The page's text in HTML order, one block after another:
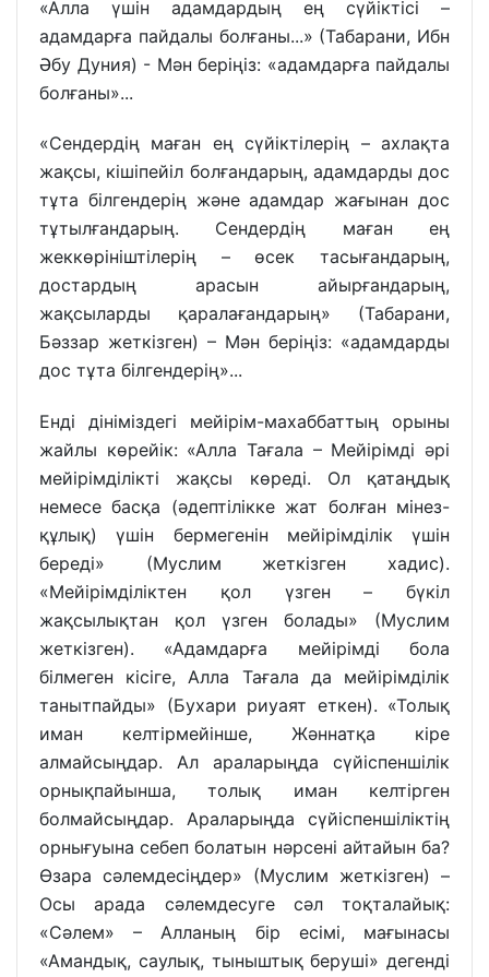
«Алла үшін адамдардың ең сүйіктісі –
адамдарға пайдалы болғаны...» (Табарани, Ибн
Әбу Дуния) - Мән беріңіз: «адамдарға пайдалы
болғаны»...
«Сендердің маған ең сүйіктілерің – ахлақта
жақсы, кішіпейіл болғандарың, адамдарды дос
тұта білгендерің және адамдар жағынан дос
тұтылғандарың. Сендердің маған ең
жеккөрініштілерің – өсек тасығандарың,
достардың арасын айырғандарың,
жақсыларды қаралағандарың» (Табарани,
Бәззар жеткізген) – Мән беріңіз: «адамдарды
дос тұта білгендерің»...
Енді дініміздегі мейірім-махаббаттың орыны
жайлы көрейік: «Алла Тағала – Мейірімді әрі
мейірімділікті жақсы көреді. Ол қатаңдық
немесе басқа (әдептілікке жат болған мінез-
құлық) үшін бермегенін мейірімділік үшін
береді» (Муслим жеткізген хадис).
«Мейірімділіктен қол үзген – бүкіл
жақсылықтан қол үзген болады» (Муслим
жеткізген). «Адамдарға мейірімді бола
білмеген кісіге, Алла Тағала да мейірімділік
танытпайды» (Бухари риуаят еткен). «Толық
иман келтірмейінше, Жәннатқа кіре
алмайсыңдар. Ал араларыңда сүйіспеншілік
орнықпайынша, толық иман келтірген
болмайсыңдар. Араларыңда сүйіспеншіліктің
орнығуына себеп болатын нәрсені айтайын ба?
Өзара сәлемдесіңдер» (Муслим жеткізген) –
Осы арада сәлемдесуге сәл тоқталайық:
«Сәлем» – Алланың бір есімі, мағынасы
«Амандық, саулық, тыныштық беруші» дегенді